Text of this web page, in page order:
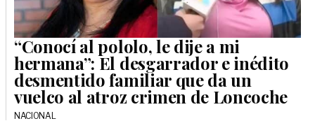
“Conocí al pololo, le dije a mi
hermana”: El desgarrador e inédito
desmentido familiar que da un
vuelco al atroz crimen de Loncoche
NACIONAL